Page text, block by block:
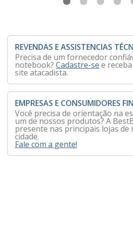
REVENDAS E ASSISTENCIAS
Precisa de um fornecedor
notebook? Cadastre-se e
site atacadista.
EMPRESAS E CONSUMIDORES
Você precisa de orientação na
um de nossos produtos? A
presente nas principais lojas de
cidade.
Fale com a gente!